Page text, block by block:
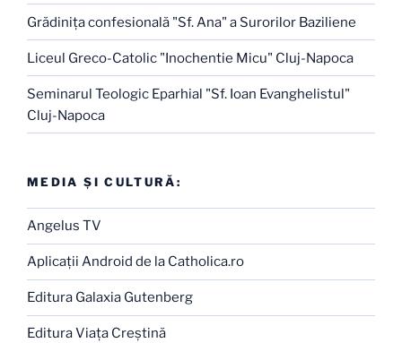
Grădiniţa confesională "Sf. Ana" a Surorilor Baziliene
Liceul Greco-Catolic "Inochentie Micu" Cluj-Napoca
Seminarul Teologic Eparhial "Sf. Ioan Evanghelistul"
Cluj-Napoca
MEDIA ŞI CULTURĂ:
Angelus TV
Aplicaţii Android de la Catholica.ro
Editura Galaxia Gutenberg
Editura Viaţa Creştină